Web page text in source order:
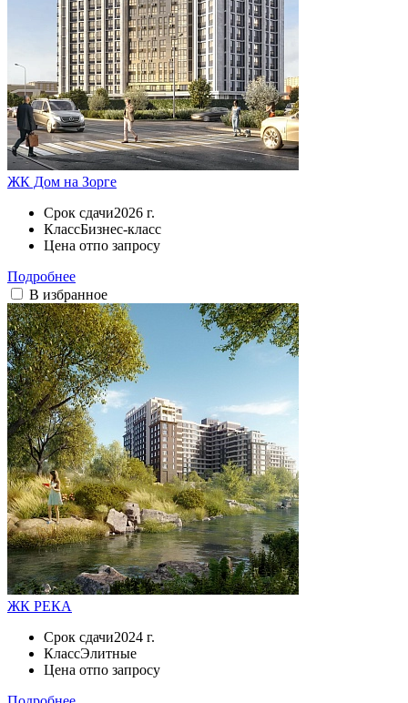
ЖК Дом на Зорге
Срок сдачи2026 г.
КлассБизнес-класс
Цена отпо запросу
Подробнее
В избранное
ЖК РЕКА
Срок сдачи2024 г.
КлассЭлитные
Цена отпо запросу